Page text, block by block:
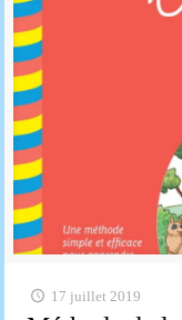
17 juillet 2019